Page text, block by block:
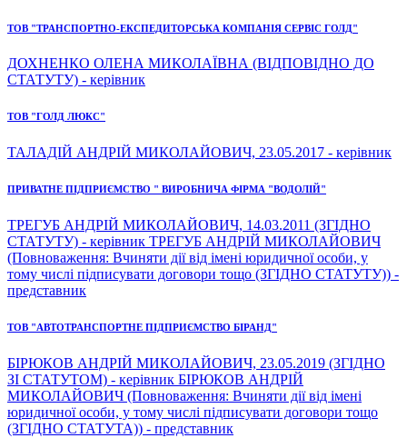
ТОВ "ТРАНСПОРТНО-ЕКСПЕДИТОРСЬКА КОМПАНІЯ СЕРВІС ГОЛД"
ДОХНЕНКО ОЛЕНА МИКОЛАЇВНА (ВІДПОВІДНО ДО
СТАТУТУ) - керівник
ТОВ "ГОЛД ЛЮКС"
ТАЛАДІЙ АНДРІЙ МИКОЛАЙОВИЧ, 23.05.2017 - керівник
ПРИВАТНЕ ПІДПРИЄМСТВО " ВИРОБНИЧА ФІРМА "ВОДОЛІЙ"
ТРЕГУБ АНДРІЙ МИКОЛАЙОВИЧ, 14.03.2011 (ЗГІДНО
СТАТУТУ) - керівник ТРЕГУБ АНДРІЙ МИКОЛАЙОВИЧ
(Повноваження: Вчиняти дії від імені юридичної особи, у
тому числі підписувати договори тощо (ЗГІДНО СТАТУТУ)) -
представник
ТОВ "АВТОТРАНСПОРТНЕ ПІДПРИЄМСТВО БІРАНД"
БІРЮКОВ АНДРІЙ МИКОЛАЙОВИЧ, 23.05.2019 (ЗГІДНО
ЗІ СТАТУТОМ) - керівник БІРЮКОВ АНДРІЙ
МИКОЛАЙОВИЧ (Повноваження: Вчиняти дії від імені
юридичної особи, у тому числі підписувати договори тощо
(ЗГІДНО СТАТУТА)) - представник